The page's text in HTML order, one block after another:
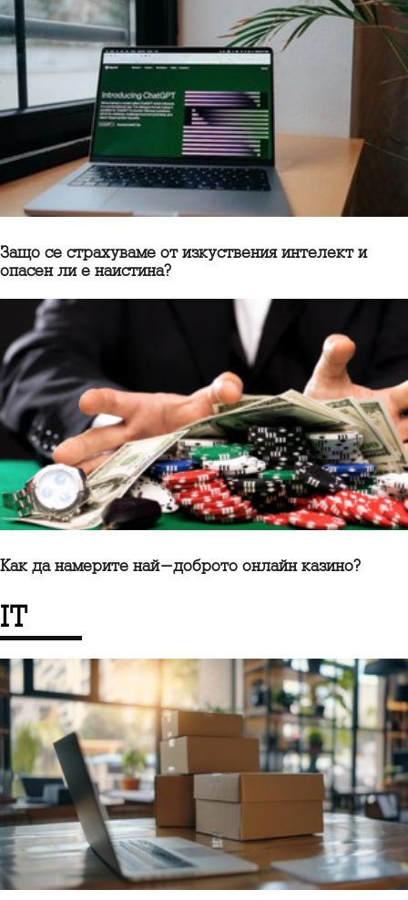
Защо се страхуваме от изкуствения интелект и
опасен ли е наистина?
Как да намерите най-доброто онлайн казино?
IT